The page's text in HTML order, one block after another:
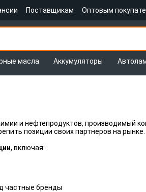
Поставщикам Оптовым
масла Аккумуляторы
и нефтепродуктов, производимый
позиции своих партнеров на рынке.
, включая:
частные бренды